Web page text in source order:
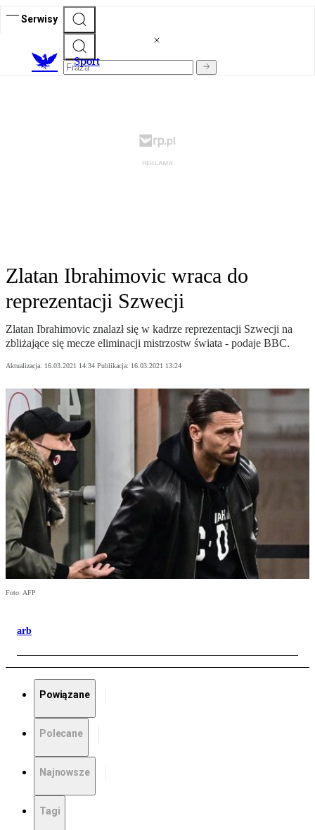
Serwisy
Sport
Zlatan Ibrahimovic wraca do
reprezentacji Szwecji
Zlatan Ibrahimovic znalazł się w kadrze reprezentacji Szwecji na
zbliżające się mecze eliminacji mistrzostw świata - podaje BBC.
Aktualizacja: 16.03.2021 14:34 Publikacja: 16.03.2021 13:24
Foto: AFP
arb
Powiązane
Polecane
Najnowsze
Tagi